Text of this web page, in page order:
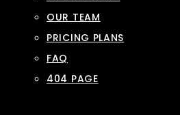
OUR TEAM
PRICING PLANS
FAQ
404 PAGE